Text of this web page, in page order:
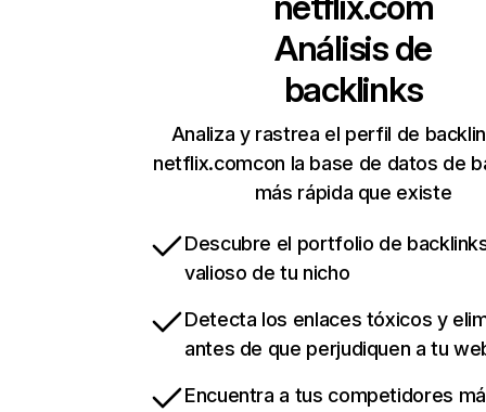
Análisis de
backlinks
Analiza y rastrea el perfil de
netflix.comcon la base de datos de
más rápida que existe
Descubre el portfolio de
valioso de tu nicho
Detecta los enlaces tóxicos y
antes de que perjudiquen a tu
Encuentra a tus competidores